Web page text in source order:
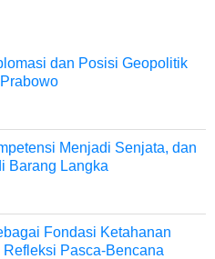
dan Posisi Geopolitik
Menjadi Senjata, dan
Barang Langka
Fondasi Ketahanan
Pasca-Bencana